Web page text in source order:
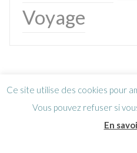
Voyage
Ce site utilise des cookies pour
Vous pouvez refuser si
En